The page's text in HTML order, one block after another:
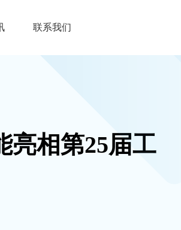
联系我们
亮相第25届工